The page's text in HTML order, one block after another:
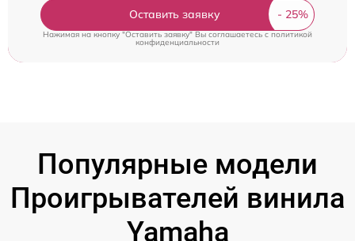
Оставить заявку
Нажимая на кнопку "Оставить заявку" Вы соглашаетесь cполитикой
конфиденциальности
Популярные модели
Проигрывателей винила
Yamaha